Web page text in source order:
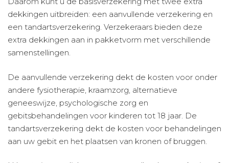
dekkingen uitbreiden: een aanvullende verzekering en
een tandartsverzekering. Verzekeraars bieden deze
extra dekkingen aan in pakketvorm met verschillende
samenstellingen.
De aanvullende verzekering dekt de kosten voor onder
andere fysiotherapie, kraamzorg, alternatieve
geneeswijze, psychologische zorg en
gebitsbehandelingen voor kinderen tot 18 jaar. De
tandartsverzekering dekt de kosten voor behandelingen
aan uw gebit en het plaatsen van kronen of bruggen.